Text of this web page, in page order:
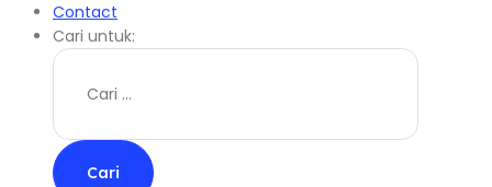
Contact
Cari untuk: